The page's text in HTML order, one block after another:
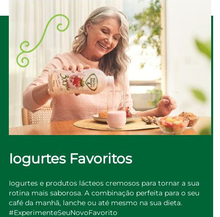
Iogurtes Favoritos
Iogurtes e produtos lácteos cremosos para tornar a sua
rotina mais saborosa. A combinação perfeita para o seu
café da manhã, lanche ou até mesmo na sua dieta.
#ExperimenteSeuNovoFavorito